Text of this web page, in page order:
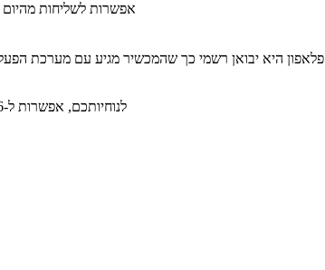
​אפשרות לשליחות מהיום
פלאפון היא יבואן רשמי כך שהמכשיר מגיע עם מערכת
לנוחיותכם, אפשרות ל-36 תשלומים ללא תפיסת מסגרת אשראי תמורת תשלום ריבית שנתית